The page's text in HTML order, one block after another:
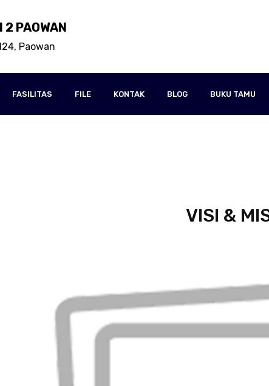
2 PAOWAN
Paowan
FASILITAS FILE KONTAK BLOG BUKU TAMU
VISI &